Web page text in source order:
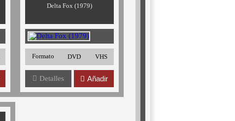
Delta Fox (1979)
Formato DVD VHS
Detalles Añadir